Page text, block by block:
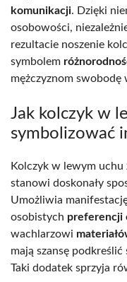
komunikacji. Dzięki
osobowości,
rezultacie noszenie
symbolem
mężczyznom
Jak kolczyk w
symbolizować
Kolczyk w lewym
stanowi doskonały
Umożliwia
osobistych preferencji
wachlarzowi
mają szansę
Taki dodatek sprzyja